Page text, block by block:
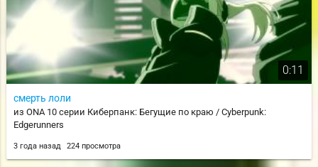
0:11
смерть лоли
из ONA 10 серии Киберпанк: Бегущие по краю / Cyberpunk:
Edgerunners
3 года назад 224 просмотра